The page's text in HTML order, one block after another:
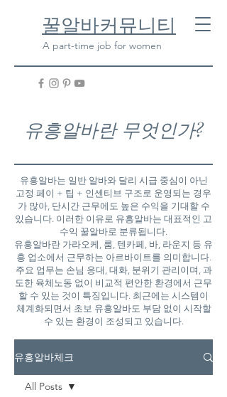
​꿀알바커뮤니티
A part-time job for women
유흥알바란 무엇인가?
유흥알바는 일반 알바와 달리 시급 중심이 아닌
고정 페이 + 팁 + 인센티브 구조로 운영되는 경우
가 많아, 단시간 근무에도 높은 수익을 기대할 수
있습니다. 이러한 이유로 유흥알바는 대표적인 고
수익 꿀알바로 분류됩니다.
유흥알바란 가라오케, 룸, 텐카페, 바, 라운지 등 유
흥 업소에서 근무하는 아르바이트를 의미합니다.
주요 업무는 손님 응대, 대화, 분위기 관리이며, 과
도한 육체노동 없이 비교적 편안한 환경에서 근무
할 수 있는 것이 특징입니다. 최근에는 시스템이
체계화되면서 초보 유흥알바도 부담 없이 시작할
수 있는 환경이 조성되고 있습니다.
유흥알바체크
All Posts